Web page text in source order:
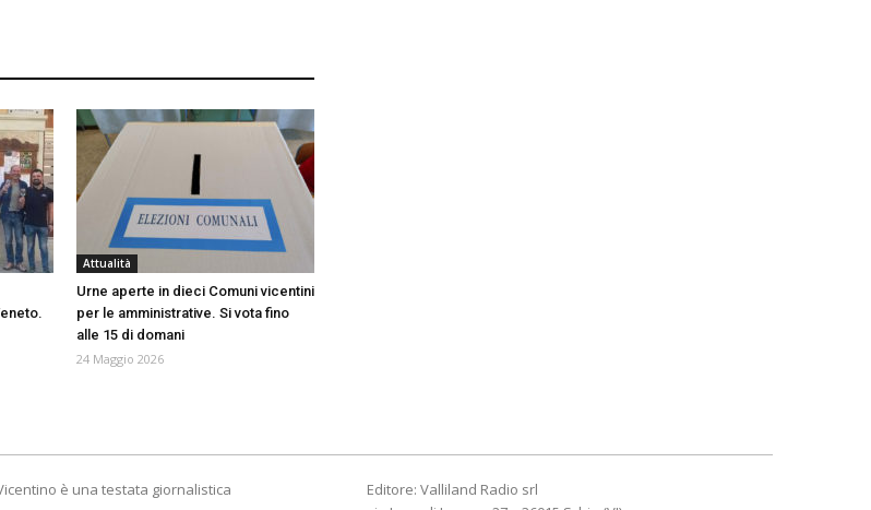
Attualità
Urne aperte in dieci Comuni vicentini
per le amministrative. Si vota fino
alle 15 di domani
24 Maggio 2026
Vicentino è una testata giornalistica
Editore: Valliland Radio srl